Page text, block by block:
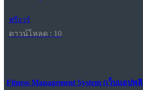
ฟรีแวร์
ดาวน์โหลด : 10
Fitness Management System (เว็บแอป